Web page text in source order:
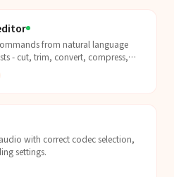
from natural language
- cut, trim, convert, compress,
with correct codec selection,
settings.